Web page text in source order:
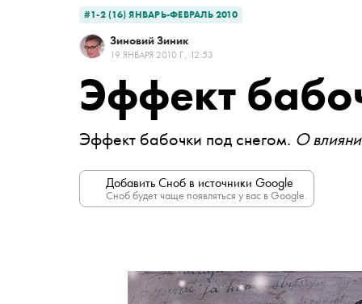
#1-2 (16) ЯНВАРЬ-ФЕВРАЛЬ 2010
Зиновий Зиник
19 ЯНВАРЯ 2010 Г., 12:53
Эффект
Эффект бабочки под снегом. О
Добавить Сноб в источники Google
Сноб будет чаще появляться у вас в Google.